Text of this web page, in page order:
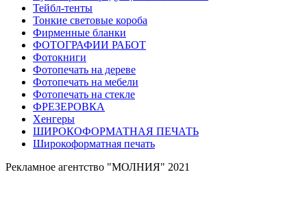
Тейбл-тенты
Тонкие световые короба
Фирменные бланки
ФОТОГРАФИИ РАБОТ
Фотокниги
Фотопечать на дереве
Фотопечать на мебели
Фотопечать на стекле
ФРЕЗЕРОВКА
Хенгеры
ШИРОКОФОРМАТНАЯ ПЕЧАТЬ
Широкоформатная печать
Рекламное агентство "МОЛНИЯ" 2021